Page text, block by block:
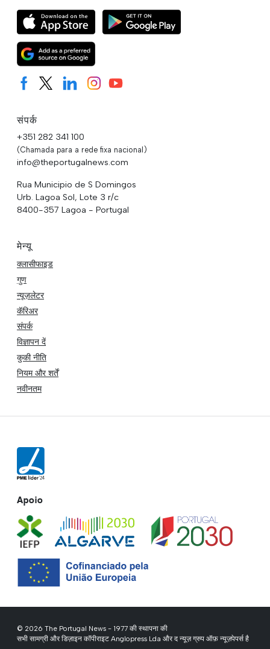
संपर्क
+351 282 341 100
(Chamada para a rede fixa nacional)
info@theportugalnews.com
Rua Municipio de S Domingos
Urb. Lagoa Sol, Lote 3 r/c
8400-357 Lagoa - Portugal
मेन्यू
क्लासीफाइड
गुण
न्यूज़लेटर
कॅरिअर
संपर्क
विज्ञापन दें
कुकी नीति
नियम और शर्तें
नवीनतम
Apoio
© 2026 The Portugal News - 1977 की स्थापना की
सभी सामग्री और डिज़ाइन कॉपीराइट Anglopress Lda और द न्यूज़ ग्रुप ऑफ़ न्यूज़पेपर्स है